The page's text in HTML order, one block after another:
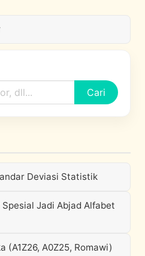
Cari
Deviasi Statistik
Jadi Abjad Alfabet
(A1Z26, A0Z25, Romawi)